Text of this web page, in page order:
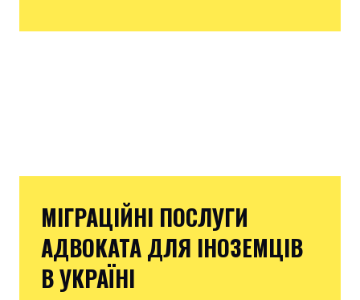
МІГРАЦІЙНІ ПОСЛУГИ
АДВОКАТА ДЛЯ ІНОЗЕМЦІВ
В УКРАЇНІ